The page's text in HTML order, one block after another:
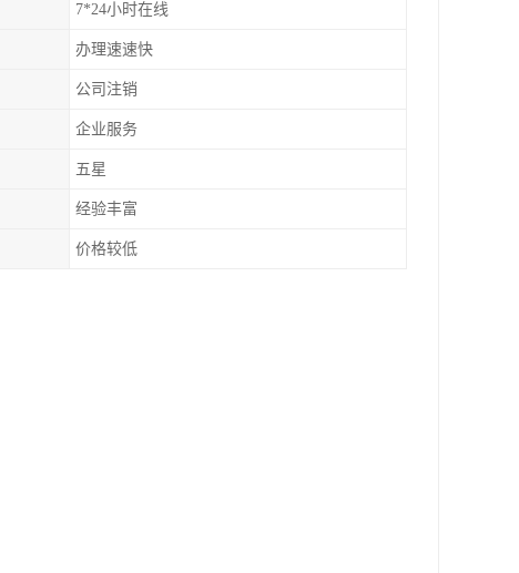
7*24小时在线
办理速速快
公司注销
企业服务
五星
经验丰富
价格较低